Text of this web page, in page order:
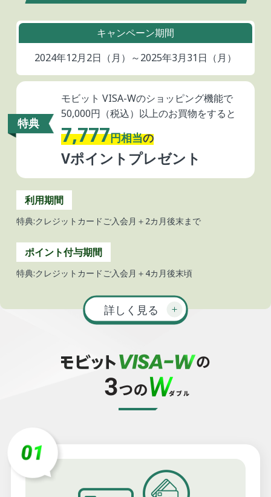
キャンペーン期間
2024年12月2日（月）～2025年3月31日（月）
特典
モビット VISA-Wのショッピング機能で
50,000円（税込）以上のお買物をすると
7,777円相当の
Vポイントプレゼント
利用期間
特典:クレジットカードご入会月＋2カ月後末まで
ポイント付与期間
特典:クレジットカードご入会月＋4カ月後末頃
詳しく見る